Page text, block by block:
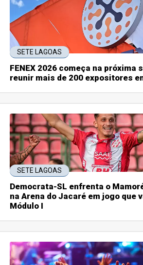
SETE LAGOAS
FENEX 2026 começa na próxima
reunir mais de 200 expositores
SETE LAGOAS
Democrata-SL enfrenta o
na Arena do Jacaré em jogo que
Módulo I